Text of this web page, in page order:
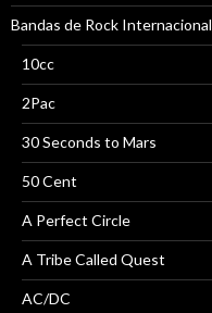
Bandas de Rock Internacional
10cc
2Pac
30 Seconds to Mars
50 Cent
A Perfect Circle
A Tribe Called Quest
AC/DC